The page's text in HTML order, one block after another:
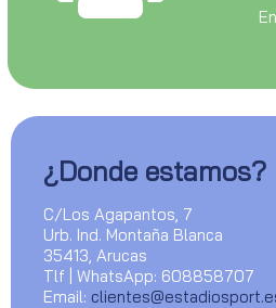
¿Donde estamos?
C/Los Agapantos, 7
Urb. Ind. Montaña Blanca
35413, Arucas
Tlf | WhatsApp: 608858707
Email: